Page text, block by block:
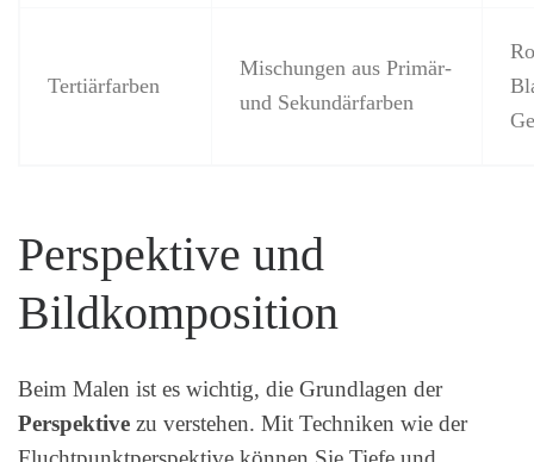
Tertiärfarben
Mischungen aus Primär-
und Sekundärfarben
Perspektive und
Bildkomposition
Beim Malen ist es wichtig, die Grundlagen der
Perspektive zu verstehen. Mit Techniken wie der